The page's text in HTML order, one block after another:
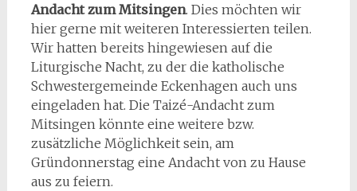
Andacht zum Mitsingen. Dies möchten wir
hier gerne mit weiteren Interessierten teilen.
Wir hatten bereits hingewiesen auf die
Liturgische Nacht, zu der die katholische
Schwestergemeinde Eckenhagen auch uns
eingeladen hat. Die Taizé-Andacht zum
Mitsingen könnte eine weitere bzw.
zusätzliche Möglichkeit sein, am
Gründonnerstag eine Andacht von zu Hause
aus zu feiern.